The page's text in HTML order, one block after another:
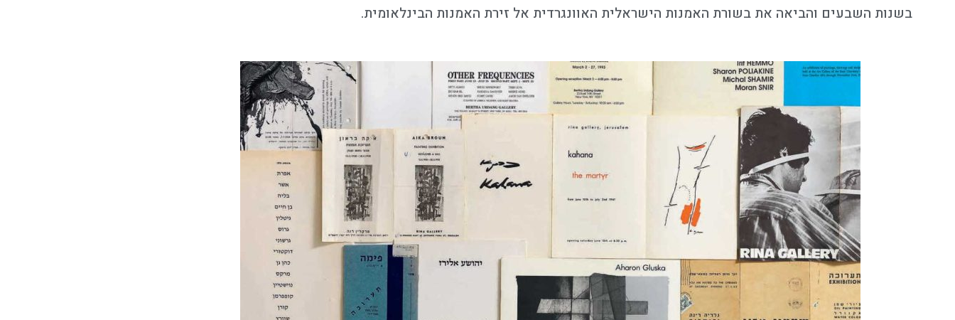
בשנות השבעים והביאה את בשורת האמנות הישראלית האוונגרדית אל זירת האמנות הבינלאומית.